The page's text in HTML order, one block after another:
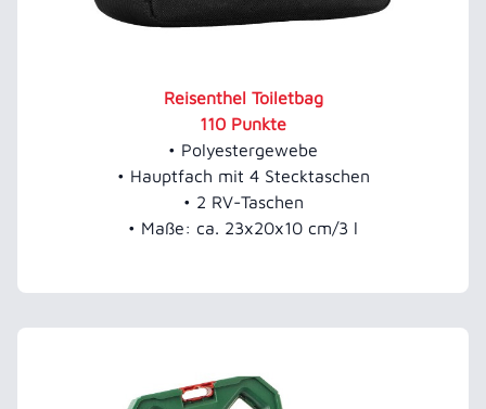
Reisenthel Toiletbag
110 Punkte
• Polyestergewebe
• Hauptfach mit 4 Stecktaschen
• 2 RV-Taschen
• Maße: ca. 23x20x10 cm/3 l